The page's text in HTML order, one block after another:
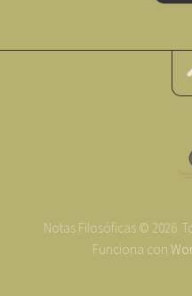
Notas Filosóficas © 2026.
Funciona con